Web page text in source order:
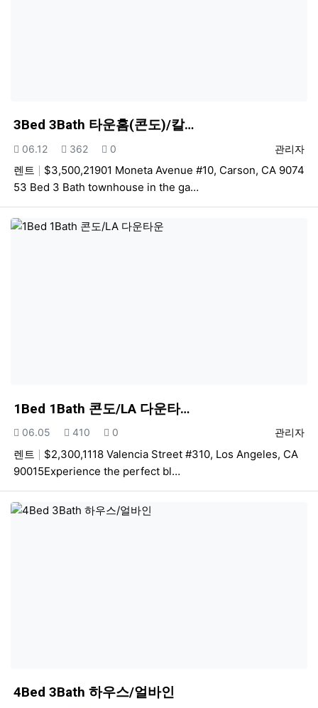
3Bed 3Bath 타운홈(콘도)/칼…
등록자
관리자
등록일
06.12 조회
362 추천
0
렌트
$3,500,21901 Moneta Avenue #10, Carson, CA 9074
53 Bed 3 Bath townhouse in the ga…
1Bed 1Bath 콘도/LA 다운타…
등록자
관리자
등록일
06.05 조회
410 추천
0
렌트
$2,300,1118 Valencia Street #310, Los Angeles, CA
90015Experience the perfect bl…
4Bed 3Bath 하우스/얼바인